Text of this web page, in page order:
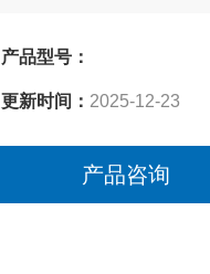
产品型号：
更新时间： 2025-12-23
产品咨询